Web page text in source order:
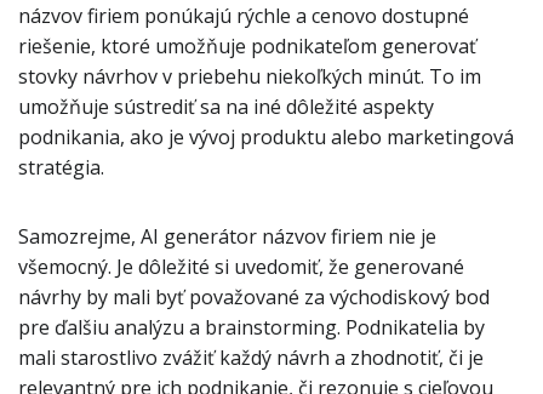
názvov firiem ponúkajú rýchle a cenovo dostupné
riešenie, ktoré umožňuje podnikateľom generovať
stovky návrhov v priebehu niekoľkých minút. To im
umožňuje sústrediť sa na iné dôležité aspekty
podnikania, ako je vývoj produktu alebo marketingová
stratégia.
Samozrejme, AI generátor názvov firiem nie je
všemocný. Je dôležité si uvedomiť, že generované
návrhy by mali byť považované za východiskový bod
pre ďalšiu analýzu a brainstorming. Podnikatelia by
mali starostlivo zvážiť každý návrh a zhodnotiť, či je
relevantný pre ich podnikanie, či rezonuje s cieľovou